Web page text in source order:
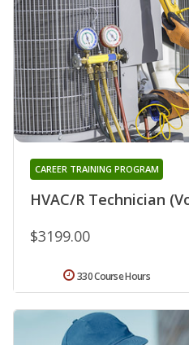
HVAC/R Technician
CAREER TRAINING PROGRAM
$3199.00
330 Course Hours